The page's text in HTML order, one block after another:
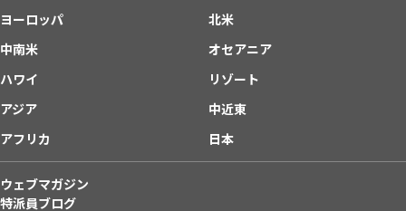
ヨーロッパ
北米
中南米
オセアニア
ハワイ
リゾート
アジア
中近東
アフリカ
日本
ウェブマガジン
特派員ブログ